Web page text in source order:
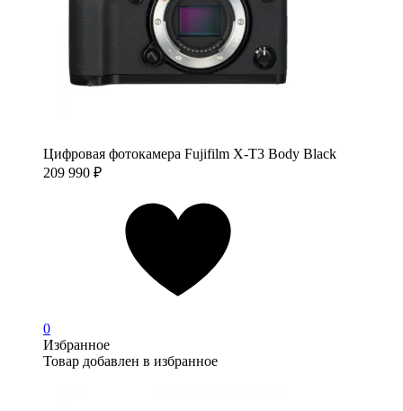
Цифровая фотокамера Fujifilm X-T3 Body Black
209 990 ₽
0
Избранное
Товар добавлен в избранное